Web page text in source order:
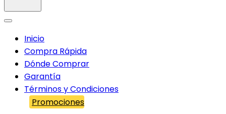
Inicio
Compra Rápida
Dónde Comprar
Garantía
Términos y Condiciones
Promociones